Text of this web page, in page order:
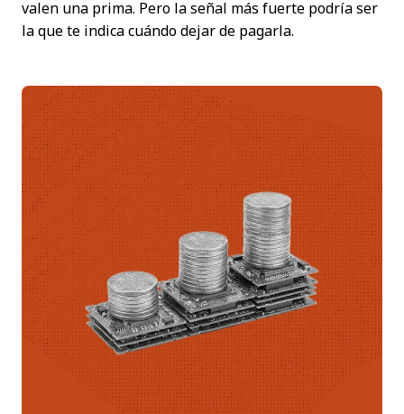
valen una prima. Pero la señal más fuerte podría ser
la que te indica cuándo dejar de pagarla.